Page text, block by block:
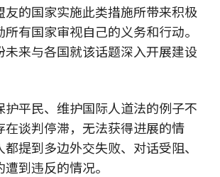
友的国家实施此类措施所带来积极
有国家审视自己的义务和行动。
未来与各国就该话题深入开展建设
护平民、维护国际人道法的例子不
在谈判停滞，无法获得进展的情
提到多边外交失败、对话受阻、
到违反的情况。